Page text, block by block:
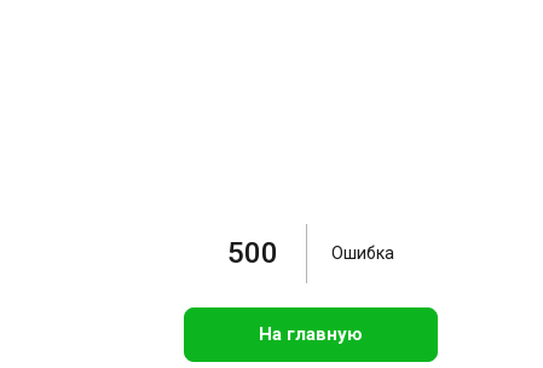
500 Ошибка
На главную